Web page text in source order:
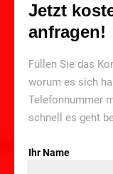
Jetzt
anfragen!
Füllen Sie das
worum es sich
Telefonnummer
schnell es geht
Ihr Name